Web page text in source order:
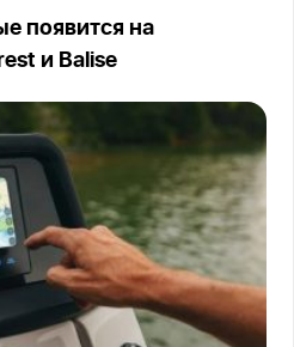
появится на
и Balise